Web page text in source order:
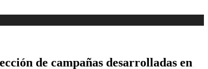
de campañas desarrolladas en